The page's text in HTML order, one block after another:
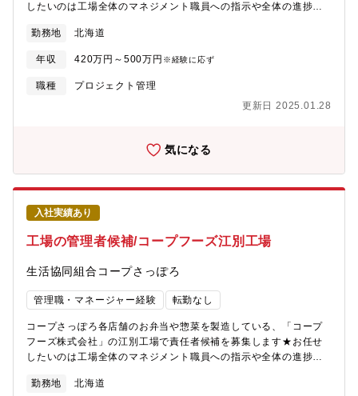
したいのは工場全体のマネジメント職員への指示や全体の進捗の
成で、無理なくお仕事していただけます。※正社員登用制度あり*
雇用元は「生活協同組合コープさっぽろ」*試用期間3ヶ月後、1回
目3ヶ月、2回目6か月、計1年の契約期間を経て、無期契約を想定
した採用です*原則引っ越しを伴う異動はありません*勤続1年後に
勤務地 北海道
年収 420万円～500万円 ※経験に応ず
職種
プロジェクト管理
更新日 2025.01.28
気になる
入社実績あり
工場の管理者候補/コープフーズ江別工場
生活協同組合コープさっぽろ
管理職・マネージャー経験 転勤なし
コープさっぽろ各店舗のお弁当や惣菜を製造している、「コープ
フーズ株式会社」の江別工場で責任者候補を募集します★お任せ
したいのは工場全体のマネジメント職員への指示や全体の進捗の
成で、無理なくお仕事していただけます。※正社員登用制度あり*
勤務地 北海道